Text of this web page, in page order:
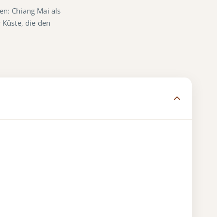
Chiang Mai als
die den